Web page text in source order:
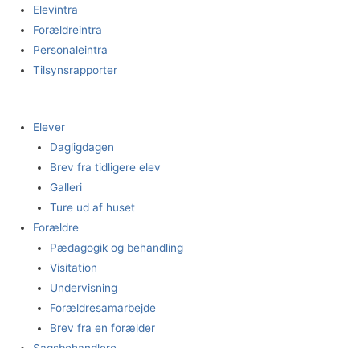
indholdet
Elevintra
Forældreintra
Personaleintra
Tilsynsrapporter
Elever
Dagligdagen
Brev fra tidligere elev
Galleri
Ture ud af huset
Forældre
Pædagogik og behandling
Visitation
Undervisning
Forældresamarbejde
Brev fra en forælder